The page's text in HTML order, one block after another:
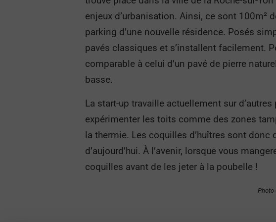
enjeux d’urbanisation. Ainsi, ce sont 100m²
parking d’une nouvelle résidence. Posés
pavés classiques et s’installent facilement.
comparable à celui d’un pavé de pierre
basse.
La start-up travaille actuellement sur
expérimenter les toits comme des zones
la thermie. Les coquilles d’huîtres sont
d’aujourd’hui. À l’avenir, lorsque vous
coquilles avant de les jeter à la poubelle !
Photo